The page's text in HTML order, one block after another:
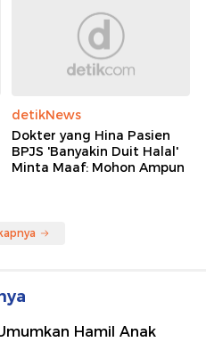
detikNews
Dokter yang Hina Pasien
BPJS 'Banyakin Duit Halal'
Minta Maaf: Mohon Ampun
Hamil Anak